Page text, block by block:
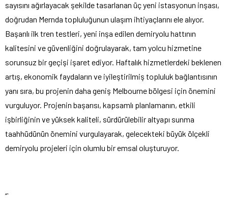
sayısını ağırlayacak şekilde tasarlanan üç yeni istasyonun inşası,
doğrudan Mernda topluluğunun ulaşım ihtiyaçlarını ele alıyor.
Başarılı ilk tren testleri, yeni inşa edilen demiryolu hattının
kalitesini ve güvenliğini doğrulayarak, tam yolcu hizmetine
sorunsuz bir geçişi işaret ediyor. Haftalık hizmetlerdeki beklenen
artış, ekonomik faydaların ve iyileştirilmiş topluluk bağlantısının
yanı sıra, bu projenin daha geniş Melbourne bölgesi için önemini
vurguluyor. Projenin başarısı, kapsamlı planlamanın, etkili
işbirliğinin ve yüksek kaliteli, sürdürülebilir altyapı sunma
taahhüdünün önemini vurgulayarak, gelecekteki büyük ölçekli
demiryolu projeleri için olumlu bir emsal oluşturuyor.
“`